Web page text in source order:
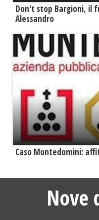
Don't stop Bargioni, il
Alessandro
Caso Montedomini:
Nove